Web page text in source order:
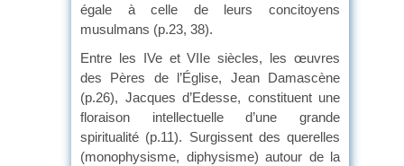
égale à celle de leurs concitoyens
musulmans (p.23, 38).
Entre les IVe et VIIe siècles, les œuvres
des Pères de l’Église, Jean Damascène
(p.26), Jacques d’Edesse, constituent une
floraison intellectuelle d’une grande
spiritualité (p.11). Surgissent des querelles
(monophysisme, diphysisme) autour de la